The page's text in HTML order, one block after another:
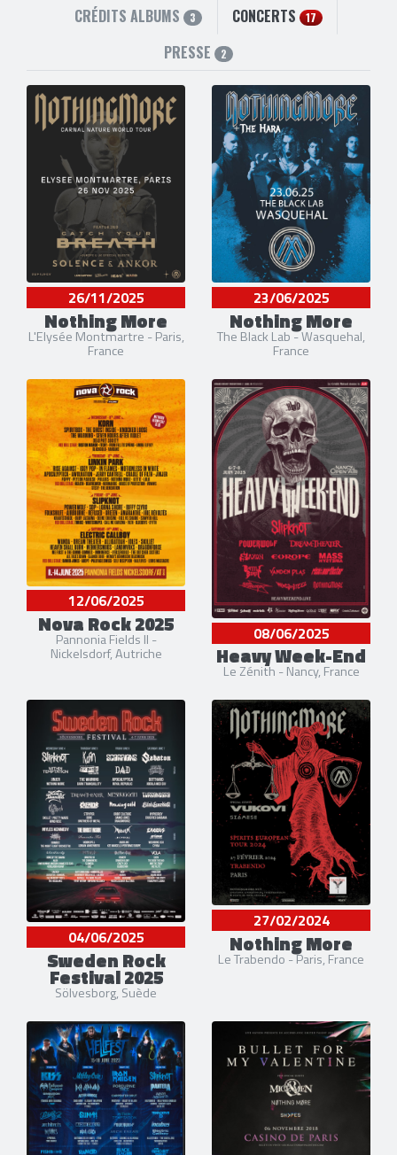
CRÉDITS ALBUMS 3 CONCERTS 17
PRESSE 2
26/11/2025
Nothing More
L'Elysée Montmartre - Paris,
France
23/06/2025
Nothing More
The Black Lab - Wasquehal,
France
12/06/2025
Nova Rock 2025
Pannonia Fields II -
Nickelsdorf, Autriche
08/06/2025
Heavy Week-End
Le Zénith - Nancy, France
04/06/2025
Sweden Rock
Festival 2025
Sölvesborg, Suède
27/02/2024
Nothing More
Le Trabendo - Paris, France